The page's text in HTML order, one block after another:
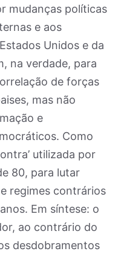
mudanças políticas
e aos
Unidos e da
na verdade, para
de forças
mas não
e
Como
utilizada por
80, para lutar
regimes contrários
Em síntese: o
ao contrário do
desdobramentos